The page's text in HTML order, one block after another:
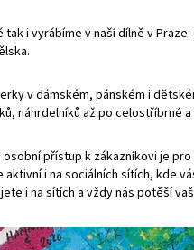
i vyrábíme v naší dílně v
v dámském, pánském i
náhrdelníků až po
přístup k zákazníkovi je
i na sociálních sítích, kde
i na sítích a vždy nás potěší